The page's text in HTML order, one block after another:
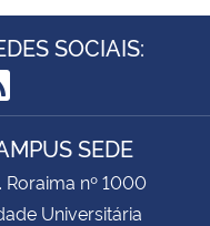
SOCIAIS:
SEDE
Roraima nº 1000
Universitária